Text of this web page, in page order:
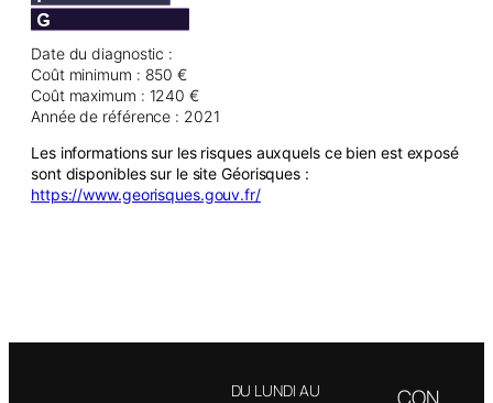
Date du diagnostic :
Coût minimum : 850 €
Coût maximum : 1240 €
Année de référence : 2021
Les informations sur les risques auxquels ce bien est exposé
sont disponibles sur le site Géorisques :
https://www.georisques.gouv.fr/
DU LUNDI AU